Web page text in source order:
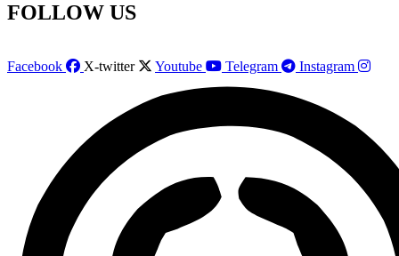
FOLLOW US
Facebook X-twitter Youtube Telegram Instagram